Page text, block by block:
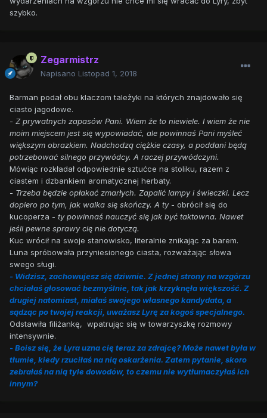
szybko.
Zegarmistrz
Napisano Listopad 1, 2018
Barman podał obu klaczom tależyki na których znajdowało się
ciasto jagodowe.
- Z prywatnych zapasów Pani. Wiem że to niewiele. I wiem że nie
moim miejscem jest się wypowiadać, ale powinnaś Pani myśleć
większym obrazkiem. Nadchodzą ciężkie czasy, a poddani będą
potrzebować silnego przywódcy. A raczej przywódczyni.
Mówiąc rozkładał odpowiednie sztućce na stoliku, razem z
ciastem i dzbankiem aromatycznej herbaty.
- Trzeba będzie opłakać zmarłych. Zapalić lampy i świeczki. Lecz
dopiero po tym, jak walka się skończy. A ty- obrócił się do
kucoperza - ty powinnaś nauczyć się jak być taktowna. Nawet
jeśli pewne sprawy cię nie dotyczą.
Kuc wrócił na swoje stanowisko, literalnie znikając za barem.
Luna spróbowała przyniesionego ciasta, rozważając słowa
swego sługi.
- Widzisz, zachowujesz się dziwnie. Z jednej strony na wzgórzu
chciałaś głosować bezmyślnie, tak jak krzyknęła większość. Z
drugiej natomiast, miałaś swojego własnego kandydata, a
sądząc po twojej reakcji, uważasz Lyrę za kogoś specjalnego.
Odstawiła filiżankę, wpatrując się w towarzyszkę rozmowy
intensywnie.
- Boisz się, że Lyra uzna cię teraz za zdrajcę? Może nawet była w
tłumie, kiedy rzuciłaś na nią oskarżenia. Zatem pytanie, skoro
zebrałaś na nią tyle dowodów, to czemu nie wytłumaczyłaś ich
innym?